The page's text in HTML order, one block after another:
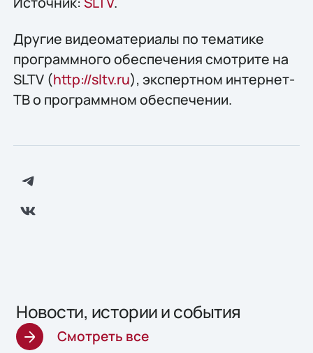
Другие видеоматериалы по тематике
программного обеспечения смотрите на
SLTV (http://sltv.ru), экспертном интернет-
ТВ о программном обеспечении.
Новости, истории и события
Смотреть все